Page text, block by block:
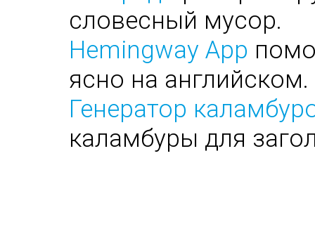
словесный мусор.
Hemingway App
ясно на английском.
Генератор
каламбуры для